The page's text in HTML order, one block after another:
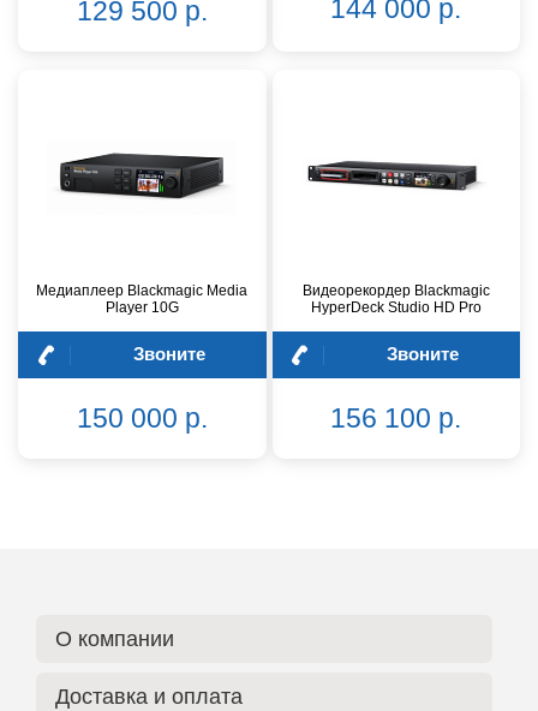
129 500 р. 144 000 р.
Медиаплеер Blackmagic Media
Player 10G
Звоните
150 000 р.
Видеорекордер Blackmagic
HyperDeck Studio HD Pro
Звоните
156 100 р.
О компании
Доставка и оплата